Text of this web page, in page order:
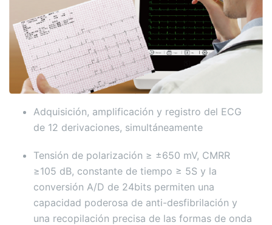
Adquisición, amplificación y registro del ECG
de 12 derivaciones, simultáneamente
Tensión de polarización ≥ ±650 mV, CMRR
≥105 dB, constante de tiempo ≥ 5S y la
conversión A/D de 24bits permiten una
capacidad poderosa de anti-desfibrilación y
una recopilación precisa de las formas de onda